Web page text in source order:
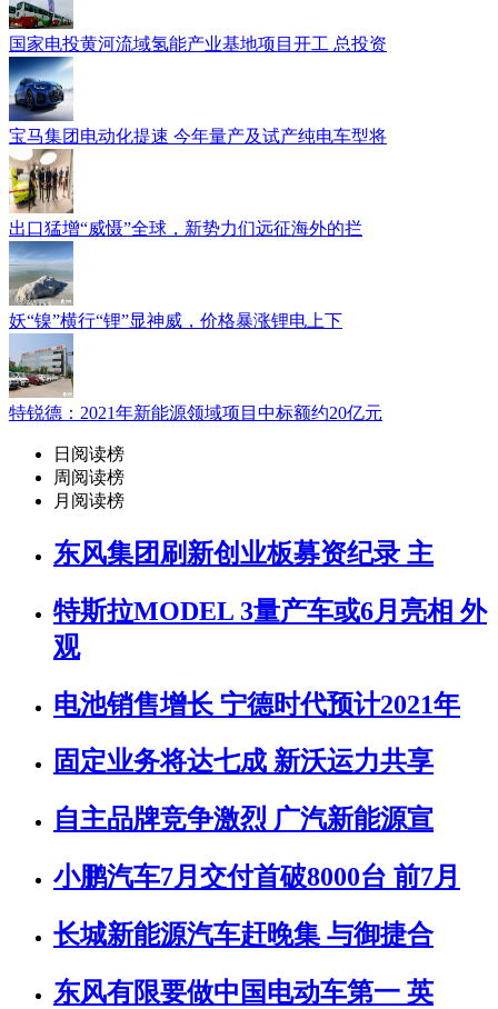
国家电投黄河流域氢能产业基地项目开工 总投资
宝马集团电动化提速 今年量产及试产纯电车型将
出口猛增“威慑”全球，新势力们远征海外的拦
妖“镍”横行“锂”显神威，价格暴涨锂电上下
特锐德：2021年新能源领域项目中标额约20亿元
日阅读榜
周阅读榜
月阅读榜
东风集团刷新创业板募资纪录 主
特斯拉MODEL 3量产车或6月亮相 外
观
电池销售增长 宁德时代预计2021年
固定业务将达七成 新沃运力共享
自主品牌竞争激烈 广汽新能源宣
小鹏汽车7月交付首破8000台 前7月
长城新能源汽车赶晚集 与御捷合
东风有限要做中国电动车第一 英